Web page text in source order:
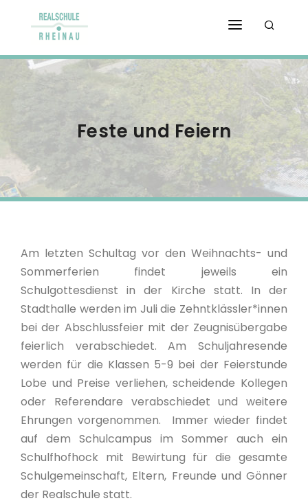
STARTSEITE
ORGANISATION
REALSCHULE
SCHULPROFIL
KONTAKT & ANFAHRT
Feste und Feiern
Am letzten Schultag vor den Weihnachts- und
Sommerferien findet jeweils ein
Schulgottesdienst in der Kirche statt. In der
Stadthalle werden im Juli die Zehntklässler*innen
bei der Abschlussfeier mit der Zeugnisübergabe
feierlich verabschiedet. Am Schuljahresende
werden für die Klassen 5-9 bei der Feierstunde
Lobe und Preise verliehen, scheidende Kollegen
oder Referendare verabschiedet und weitere
Ehrungen vorgenommen. Immer wieder findet
auf dem Schulcampus im Sommer auch ein
Schulfhofhock mit Bewirtung für die gesamte
Schulgemeinschaft, Eltern, Freunde und Gönner
der Realschule statt.